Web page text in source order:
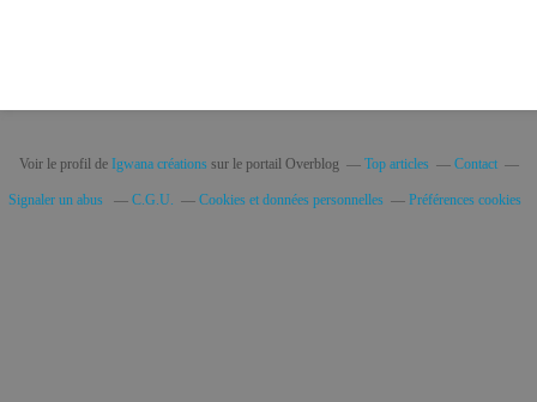
Voir le profil de Igwana créationssur le portail Overblog Top articles Contact
Signaler un abus C.G.U. Cookies et données personnelles Préférences cookies